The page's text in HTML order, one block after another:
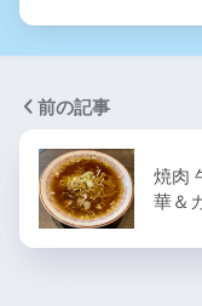
前の記事
焼肉
華＆